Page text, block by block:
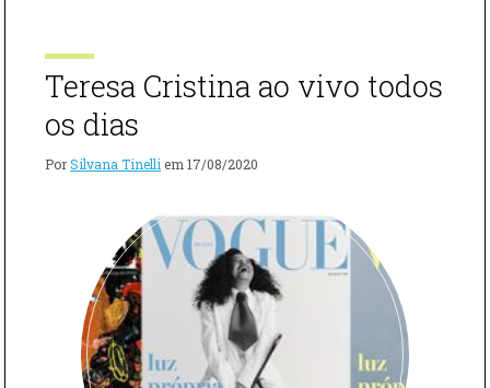
Teresa Cristina ao vivo todos
os dias
PorSilvana Tinelli em 17/08/2020